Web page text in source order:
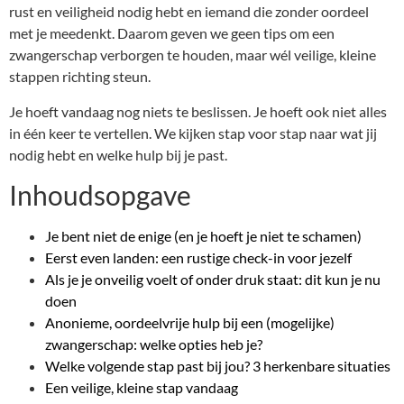
rust en veiligheid nodig hebt en iemand die zonder oordeel
met je meedenkt. Daarom geven we geen tips om een
zwangerschap verborgen te houden, maar wél veilige, kleine
stappen richting steun.
Je hoeft vandaag nog niets te beslissen. Je hoeft ook niet alles
in één keer te vertellen. We kijken stap voor stap naar wat jij
nodig hebt en welke hulp bij je past.
Inhoudsopgave
Je bent niet de enige (en je hoeft je niet te schamen)
Eerst even landen: een rustige check-in voor jezelf
Als je je onveilig voelt of onder druk staat: dit kun je nu
doen
Anonieme, oordeelvrije hulp bij een (mogelijke)
zwangerschap: welke opties heb je?
Welke volgende stap past bij jou? 3 herkenbare situaties
Een veilige, kleine stap vandaag